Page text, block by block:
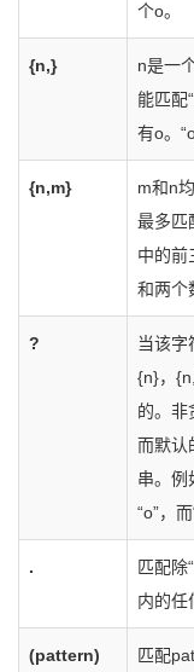
个o。
{n,}
n是一
能匹配
有o。
{n,m}
m和n
最多匹
中的前
和两个
?
当该字
{n}，
的。非
而默认
串。例
“o”，
.
匹配除
内的任
(pattern) 匹配